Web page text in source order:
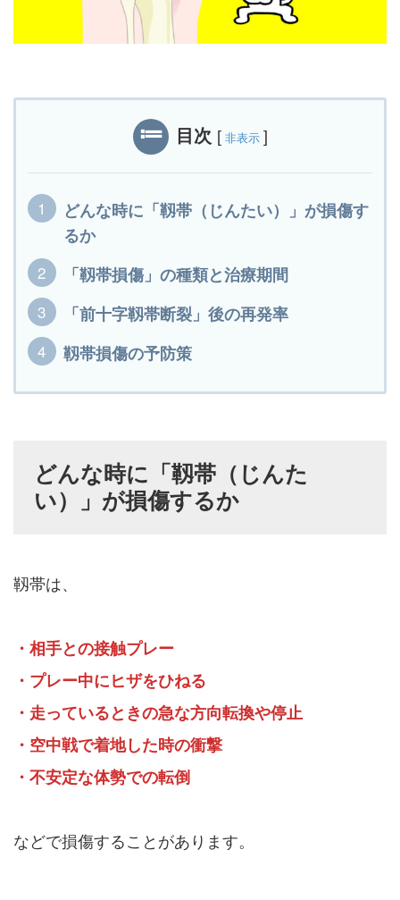
目次 [ 非表示 ]
どんな時に「靱帯（じんたい）」が損傷す
るか
「靱帯損傷」の種類と治療期間
「前十字靱帯断裂」後の再発率
靱帯損傷の予防策
どんな時に「靱帯（じんた
い）」が損傷するか
靱帯は、
・相手との接触プレー
・プレー中にヒザをひねる
・走っているときの急な方向転換や停止
・空中戦で着地した時の衝撃
・不安定な体勢での転倒
などで損傷することがあります。